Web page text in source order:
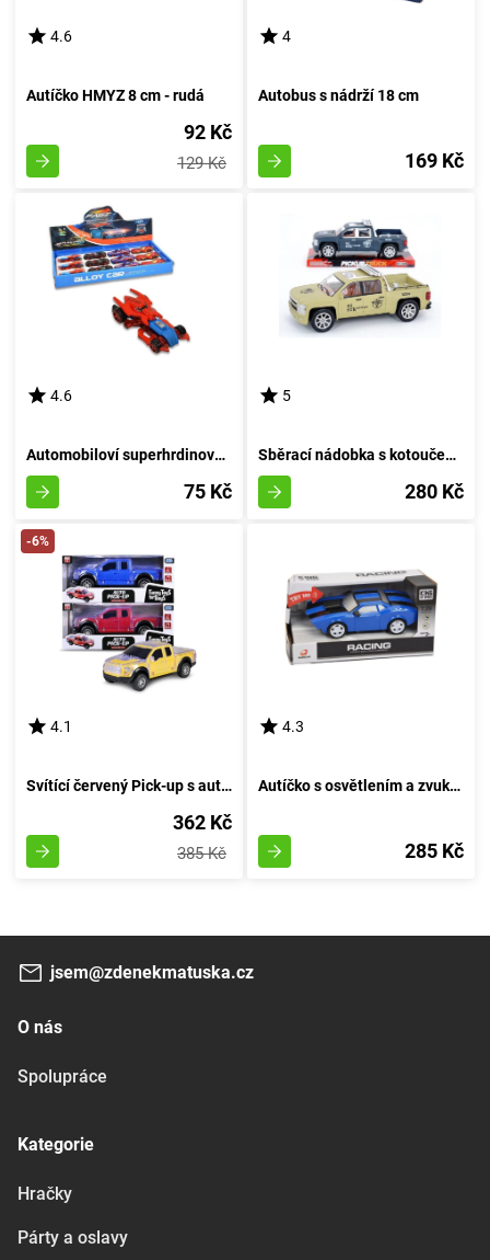
4.6
Autíčko HMYZ 8 cm - rudá
92 Kč
129 Kč
4
Autobus s nádrží 18 cm
169 Kč
4.6
Automobiloví superhrdinové - A
75 Kč
5
Sběrací nádobka s kotoučem 27 cm - barva písku
280 Kč
-6%
4.1
Svítící červený Pick-up s automatickým ovládáním
362 Kč
385 Kč
4.3
Autíčko s osvětlením a zvukem 16 cm - rudé
285 Kč
jsem@zdenekmatuska.cz
O nás
Spolupráce
Kategorie
Hračky
Párty a oslavy